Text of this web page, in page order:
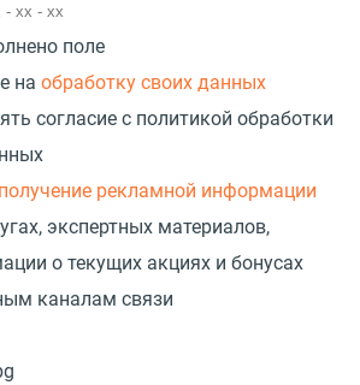
поле
на обработку своих данных
согласие с политикой обработки
получение рекламной информации
экспертных материалов,
о текущих акциях и бонусах
каналам связи